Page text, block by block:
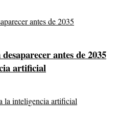
antes de 2035
artificial